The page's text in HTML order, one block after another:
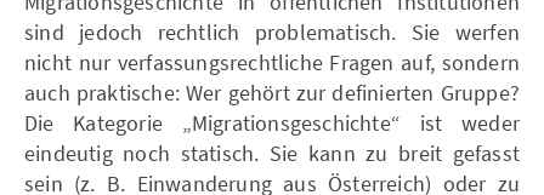
sind jedoch rechtlich problematisch. Sie werfen
nicht nur verfassungsrechtliche Fragen auf, sondern
auch praktische: Wer gehört zur definierten Gruppe?
Die Kategorie „Migrationsgeschichte“ ist weder
eindeutig noch statisch. Sie kann zu breit gefasst
sein (z. B. Einwanderung aus Österreich) oder zu